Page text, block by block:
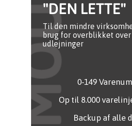
"DEN LETTE"
Til den mindre
brug for overblikket
udlejninger
0-149
Op til 8.000
Backup af alle